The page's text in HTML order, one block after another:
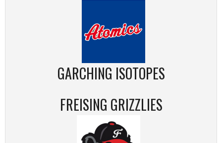
GARCHING ISOTOPES
FREISING GRIZZLIES